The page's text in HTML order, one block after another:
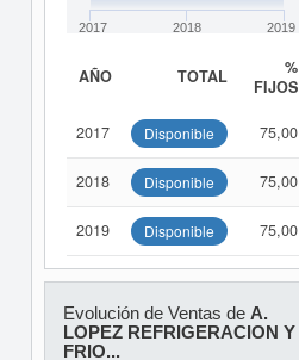
2017 2018 2019
AÑO TOTAL
%
FIJOS
2017 Disponible 75,00
2018 Disponible 75,00
2019 Disponible 75,00
Evolución de Ventas de A.
LOPEZ REFRIGERACION Y
FRIO...